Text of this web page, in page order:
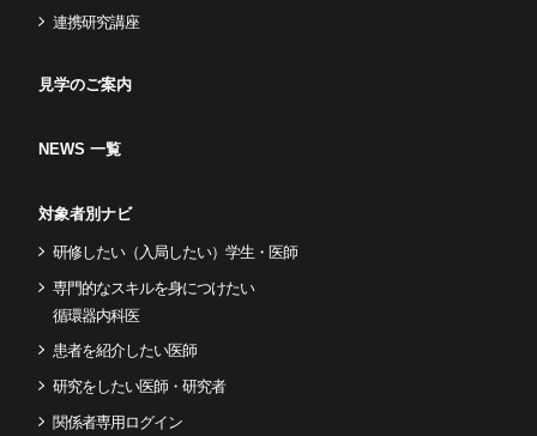
連携研究講座
見学のご案内
NEWS 一覧
対象者別ナビ
研修したい（入局したい）学生・医師
専門的なスキルを身につけたい
循環器内科医
患者を紹介したい医師
研究をしたい医師・研究者
関係者専用ログイン